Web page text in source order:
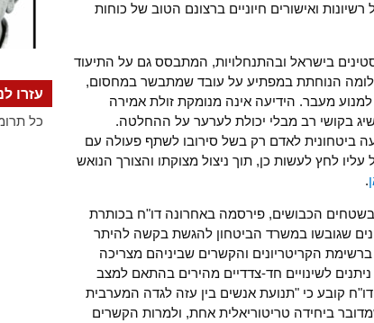
ואישורים חיוניים ברצונם הטוב של כוחות
2012 על העסקת פלסטינים בישראל ובהתנחלויות, המתבסס גם על התיעוד
הנוחתת במפתיע על עובד שמתבשר במחסום,
מעבר. הידיעה אינה מנומקת זולת אמירה
בקושי רב מבלי יכולת לערער על ההחלטה.
ביטחונית לאדם רק בשל סירובו לשתף פעולה עם
לחץ לעשות כן, תוך ניצול מצוקתו והצורך הנואש
.
הכבושים, פירסמה באחרונה דו"ח בכותרת
שגובשו במשרד הביטחון להגשת בקשה להיתר
הקריטריונים והקשרים שביניהם מצריכה
לשינויים חד-צדדיים מהירים בהתאם למצב
קובע כי "תנועת אנשים בין עזה לגדה המערבית
ביחידה טריטוריאלית אחת, ולמרות הקשרים
עזרו
כל